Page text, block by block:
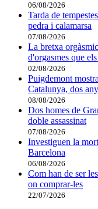
06/08/2026
Tarda de
pedra i calamarsa
07/08/2026
La bretxa
d'orgasmes que
02/08/2026
Puigdemont
Catalunya, dos
08/08/2026
Dos homes de
doble assassinat
07/08/2026
Investiguen la
Barcelona
06/08/2026
Com han de ser
on comprar-les
22/07/2026